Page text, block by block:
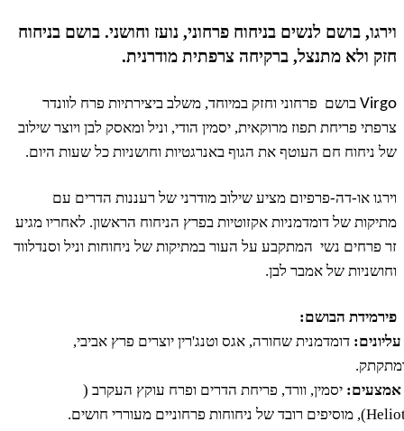
וירגו, בושם לנשים בניחוח פרחוני, נועז וחושני. בושם בניחוח
חזק ולא מתנצל, ברקיחה צרפתית מודרנית.
Virgo בושם פרחוני וחזק במיוחד, משלב ביצירתיות פרח לוונדר
צרפתי פריחת תפוז מרוקאית, יסמין הודי, וניל ומאסק לבן ויוצר שילוב
של ניחוח חם העוטף את הגוף באנרגטיות וחושניות כל שעות היום.
וירגו או-דה-פרפיום מציע שילוב מודרני של רעננות הדרים עם
מתיקות של דומדמניות אקזוטיות בפרץ הניחוח הראשון. לאחריו מגיע
זר פרחים נשי המתקבע על העור במתיקות של ניחוחות וניל וסנדלווד
וחושניות של אמבר לבן.
פירמידת הבושם:
עליונים: דומדמנית שחורה, אגס וטנג'רין יוצרים פרץ אביבי,
אמצעים: יסמין, וורד, פריחת הדרים ופרח עוקץ העקרב (
, מוסיפים רובד של ניחוחות פרחוניים מעוררי חושים.